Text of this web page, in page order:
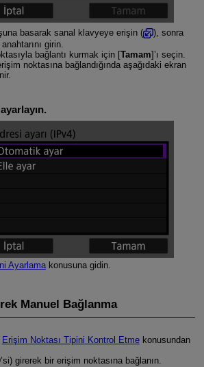
basarak sanal klavyeye erişin (
), sonra
girin.
bağlantı kurmak için [Tamam]’ı seçin.
noktasına bağlandığında aşağıdaki ekran
Ayarlamakonusuna gidin.
Manuel Bağlanma
Erişim Noktası Tipini Kontrol Etmekonusundan
’si) girerek bir erişim noktasına bağlanın.